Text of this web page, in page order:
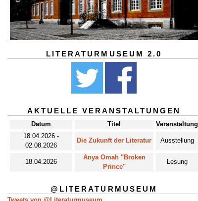
LITERATURMUSEUM 2.0
AKTUELLE VERANSTALTUNGEN
Datum Titel
Veranstaltung
18.04.2026 -
02.08.2026
Die Zukunft der Literatur Ausstellung
18.04.2026
Anya Omah "Broken
Prince"
Lesung
@LITERATURMUSEUM